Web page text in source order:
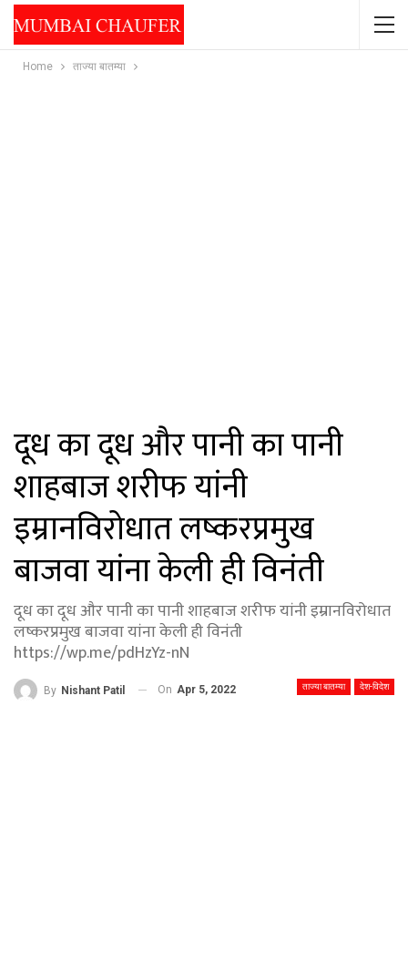
Home ताज्या बातम्या
दूध का दूध और पानी का पानी
शाहबाज शरीफ यांनी
इम्रानविरोधात लष्करप्रमुख
बाजवा यांना केली ही विनंती
दूध का दूध और पानी का पानी शाहबाज शरीफ यांनी इम्रानविरोधात
लष्करप्रमुख बाजवा यांना केली ही विनंती
https://wp.me/pdHzYz-nN
ताज्या बातम्या देश-विदेश
By Nishant Patil On Apr 5, 2022